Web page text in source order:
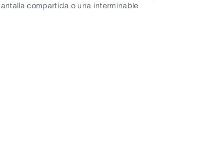
compartida o una interminable